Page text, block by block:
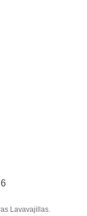
Lavavajillas.